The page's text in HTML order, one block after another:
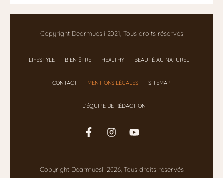
Copyright Dearmuesli 2021, Tous droits réservés
LIFESTYLE BIEN ÊTRE HEALTHY BEAUTÉ AU NATUREL
CONTACT MENTIONS LÉGALES SITEMAP
L’ÉQUIPE DE RÉDACTION
Copyright Dearmuesli 2026, Tous droits réservés